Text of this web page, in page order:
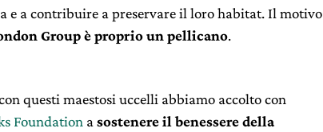
e a contribuire a preservare il loro habitat. Il motivo
Group è proprio un pellicano.
questi maestosi uccelli abbiamo accolto con
Foundation a sostenere il benessere della